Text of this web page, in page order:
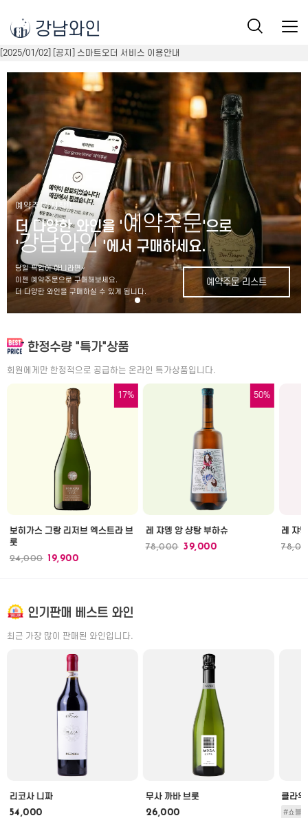
강남와인
예약주문 시작!!
더 다양한 와인을 '예약주문'으로
'강남와인'에서 구매하세요.
당일 픽업이 아니라면~
이젠 예약주문으로 구매해보세요.
더 다양한 와인을 구매하실 수 있게 됩니다.
예약주문 리스트
한정수량 "특가"상품
회원에게만 한정적으로 공급하는 온라인 특가상품입니다.
17%
보히가스 그랑 리저브 엑스트라 브
룻
24,000 19,900
50%
레 쟈뎅 앙 샹탕 부하슈
78,000 39,000
레 쟈
인기판매 베스트 와인
최근 가장 많이 판매된 와인입니다.
리코사 니짜
54,000
무사 까바 브룻
26,000
클라
#쇼블
[2025/01/02] [공지] 스마트오더 서비스 이용안내